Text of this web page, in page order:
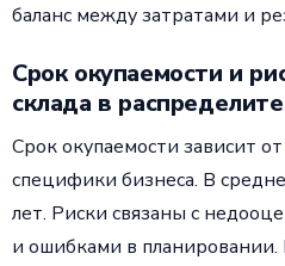
баланс между затратами и
Срок окупаемости и
склада в
Срок окупаемости зависит
специфики бизнеса. В
лет. Риски связаны с
и ошибками в планировании.